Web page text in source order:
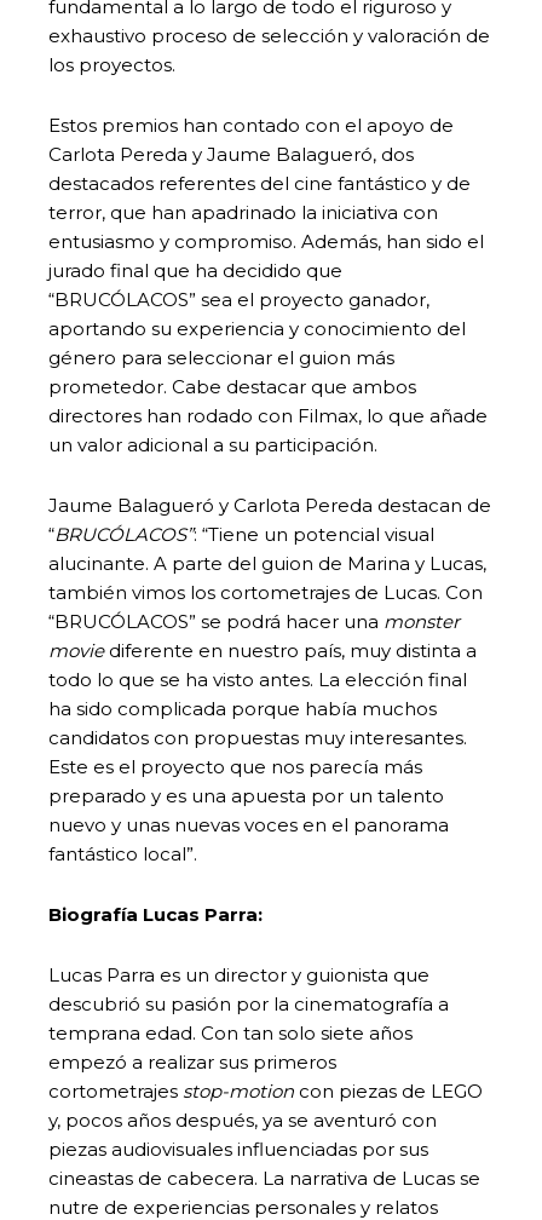
fundamental a lo largo de todo el riguroso y
exhaustivo proceso de selección y valoración de
los proyectos.
Estos premios han contado con el apoyo de
Carlota Pereda y Jaume Balagueró, dos
destacados referentes del cine fantástico y de
terror, que han apadrinado la iniciativa con
entusiasmo y compromiso. Además, han sido el
jurado final que ha decidido que
“BRUCÓLACOS” sea el proyecto ganador,
aportando su experiencia y conocimiento del
género para seleccionar el guion más
prometedor. Cabe destacar que ambos
directores han rodado con Filmax, lo que añade
un valor adicional a su participación.
Jaume Balagueró y Carlota Pereda destacan de
“BRUCÓLACOS”: “Tiene un potencial visual
alucinante. A parte del guion de Marina y Lucas,
también vimos los cortometrajes de Lucas. Con
“BRUCÓLACOS” se podrá hacer una monster
moviediferente en nuestro país, muy distinta a
todo lo que se ha visto antes. La elección final
ha sido complicada porque había muchos
candidatos con propuestas muy interesantes.
Este es el proyecto que nos parecía más
preparado y es una apuesta por un talento
nuevo y unas nuevas voces en el panorama
fantástico local”.
Biografía Lucas Parra:
Lucas Parra es un director y guionista que
descubrió su pasión por la cinematografía a
temprana edad. Con tan solo siete años
empezó a realizar sus primeros
cortometrajes stop-motion con piezas de LEGO
y, pocos años después, ya se aventuró con
piezas audiovisuales influenciadas por sus
cineastas de cabecera. La narrativa de Lucas se
nutre de experiencias personales y relatos